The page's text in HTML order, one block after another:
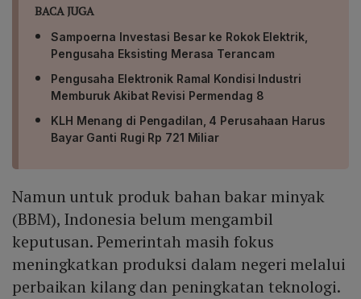
BACA JUGA
Sampoerna Investasi Besar ke Rokok Elektrik,
Pengusaha Eksisting Merasa Terancam
Pengusaha Elektronik Ramal Kondisi Industri
Memburuk Akibat Revisi Permendag 8
KLH Menang di Pengadilan, 4 Perusahaan Harus
Bayar Ganti Rugi Rp 721 Miliar
Namun untuk produk bahan bakar minyak
(BBM), Indonesia belum mengambil
keputusan. Pemerintah masih fokus
meningkatkan produksi dalam negeri melalui
perbaikan kilang dan peningkatan teknologi.